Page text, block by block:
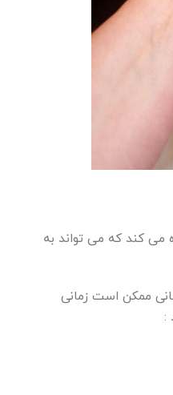
طب سنتی منتشر شد، اشاره می کند که می تواند به
درمانی ممکن است زمانی
: